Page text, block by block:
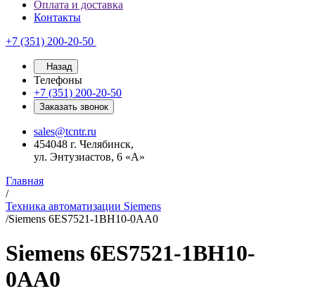
Оплата и доставка
Контакты
+7 (351) 200-20-50
Назад
Телефоны
+7 (351) 200-20-50
Заказать звонок
sales@tcntr.ru
454048 г. Челябинск,
ул. Энтузиастов, 6 «А»
Главная
/
Техника автоматизации Siemens
/Siemens 6ES7521-1BH10-0AA0
Siemens 6ES7521-1BH10-
0AA0